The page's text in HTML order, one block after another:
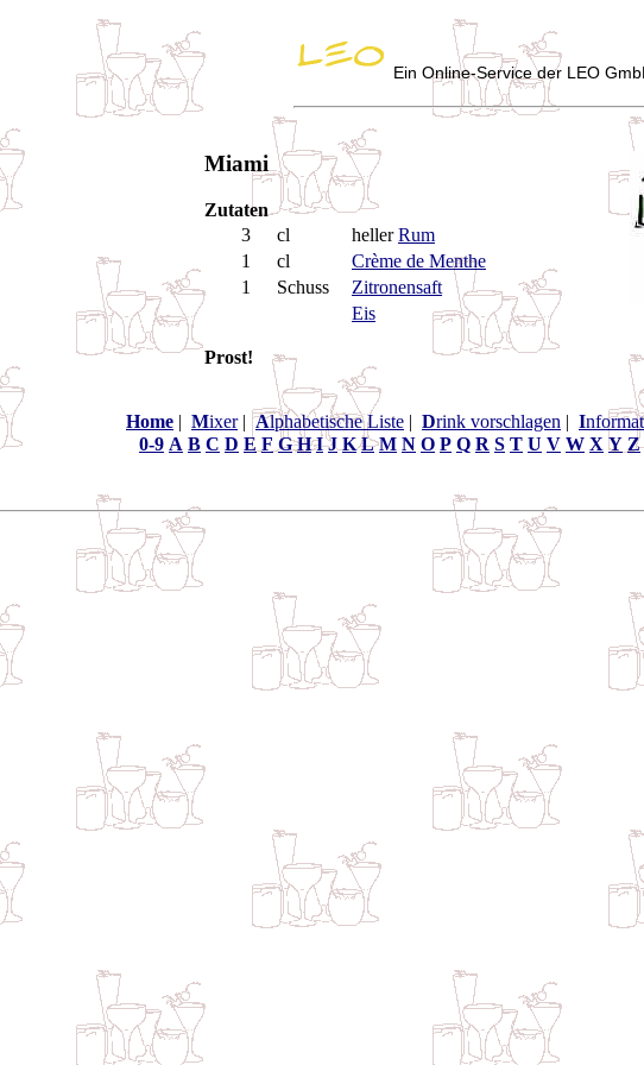
Ein Online-Service der LEO
Miami
Zutaten
3
cl hellerRum
1
cl
Crème de Menthe
1
Schuss
Zitronensaft
Eis
Prost!
Home | Mixer|Alphabetische Liste | Drink vorschlagen | I
0-9 A B C D E F G H I J K L M N O P Q R S T U V W X Y Z